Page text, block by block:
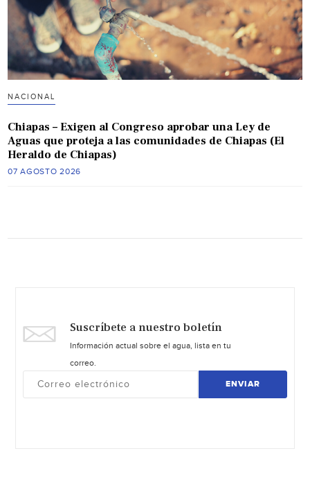
NACIONAL
Chiapas – Exigen al Congreso aprobar una Ley de
Aguas que proteja a las comunidades de Chiapas (El
Heraldo de Chiapas)
07 AGOSTO 2026
Suscríbete a nuestro boletín
Información actual sobre el agua, lista en tu
correo.
ENVIAR